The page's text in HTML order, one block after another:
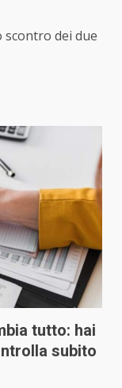
scontro dei due
tutto: hai
subito